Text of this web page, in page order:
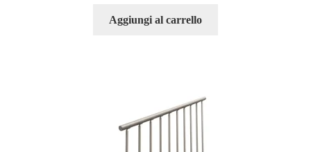
Aggiungi al carrello